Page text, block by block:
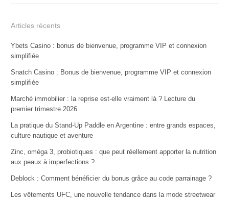
Articles récents
Ybets Casino : bonus de bienvenue, programme VIP et connexion
simplifiée
Snatch Casino : Bonus de bienvenue, programme VIP et connexion
simplifiée
Marché immobilier : la reprise est-elle vraiment là ? Lecture du
premier trimestre 2026
La pratique du Stand-Up Paddle en Argentine : entre grands espaces,
culture nautique et aventure
Zinc, oméga 3, probiotiques : que peut réellement apporter la nutrition
aux peaux à imperfections ?
Deblock : Comment bénéficier du bonus grâce au code parrainage ?
Les vêtements UFC, une nouvelle tendance dans la mode streetwear